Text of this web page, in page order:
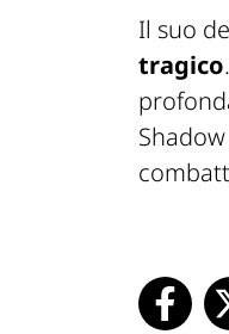
Il suo
tragico